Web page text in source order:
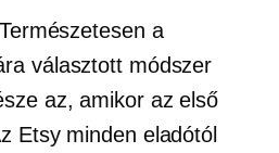
a
választott módszer
az, amikor az első
Etsy minden eladótól